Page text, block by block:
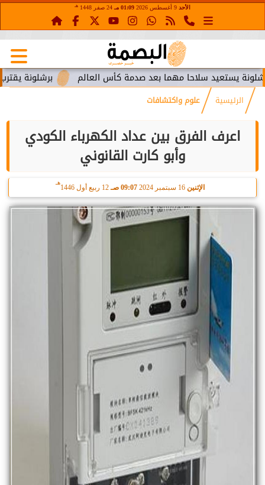
الأحد 01:09 مـ 24 صفر 1448 هـ
برشلونة يقترب من سلاحا مهما بعد صدمة كأس العالم
الرئيسية علوم واكتشافات
اعرف الفرق بين عداد الكهرباء الكودي
وأبو كارت القانوني
الإثنين 09:07 صـ 12 ربيع أول 1446
هـ